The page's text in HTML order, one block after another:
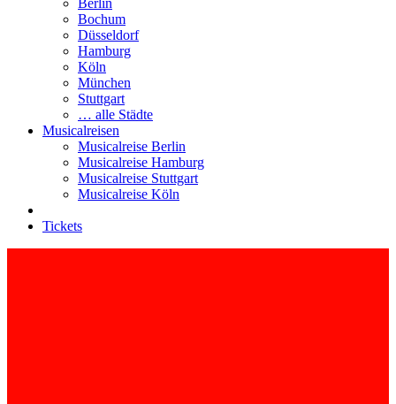
Berlin
Bochum
Düsseldorf
Hamburg
Köln
München
Stuttgart
… alle Städte
Musicalreisen
Musicalreise Berlin
Musicalreise Hamburg
Musicalreise Stuttgart
Musicalreise Köln
Tickets